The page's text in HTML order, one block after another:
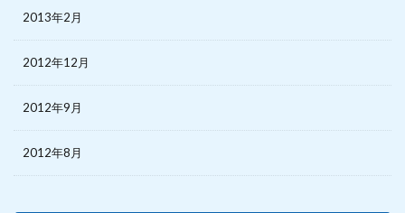
2013年2月
2012年12月
2012年9月
2012年8月